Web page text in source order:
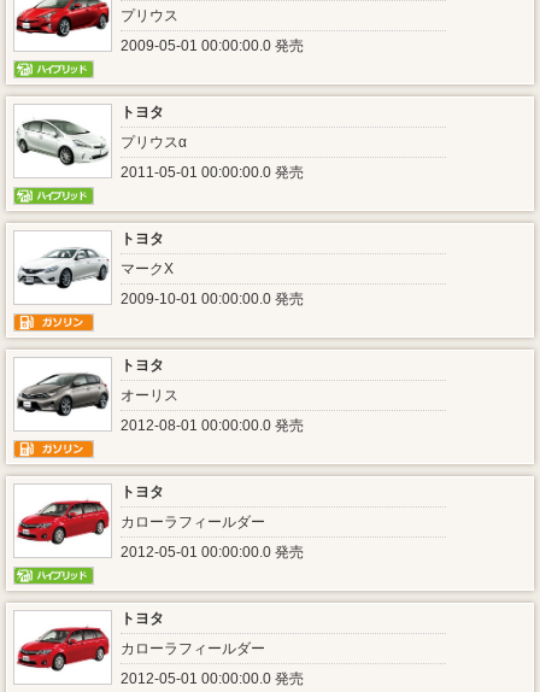
プリウス
2009-05-01 00:00:00.0 発売
トヨタ
プリウスα
2011-05-01 00:00:00.0 発売
トヨタ
マークX
2009-10-01 00:00:00.0 発売
トヨタ
オーリス
2012-08-01 00:00:00.0 発売
トヨタ
カローラフィールダー
2012-05-01 00:00:00.0 発売
トヨタ
カローラフィールダー
2012-05-01 00:00:00.0 発売